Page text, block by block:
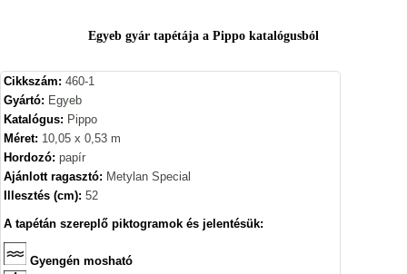
Egyeb gyár tapétája a Pippo katalógusból
Cikkszám: 460-1
Gyártó: Egyeb
Katalógus: Pippo
Méret: 10,05 x 0,53 m
Hordozó: papír
Ajánlott ragasztó: Metylan Special
Illesztés (cm): 52
A tapétán szereplő piktogramok és jelentésük:
Gyengén mosható